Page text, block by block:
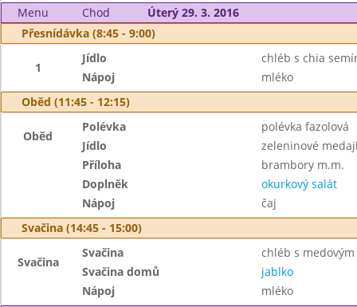
Menu Chod
Úterý 29. 3. 2016
Přesnídávka (8:45 - 9:00)
1
Jídlo
chléb s chia
Nápoj
mléko
Oběd (11:45 - 12:15)
Oběd
Polévka
polévka fazolová
Jídlo
zeleninové
Příloha
brambory m.m.
Doplněk
okurkový salát
Nápoj
čaj
Svačina (14:45 - 15:00)
Svačina
Svačina
chléb s
Svačina domů
jablko
Nápoj
mléko